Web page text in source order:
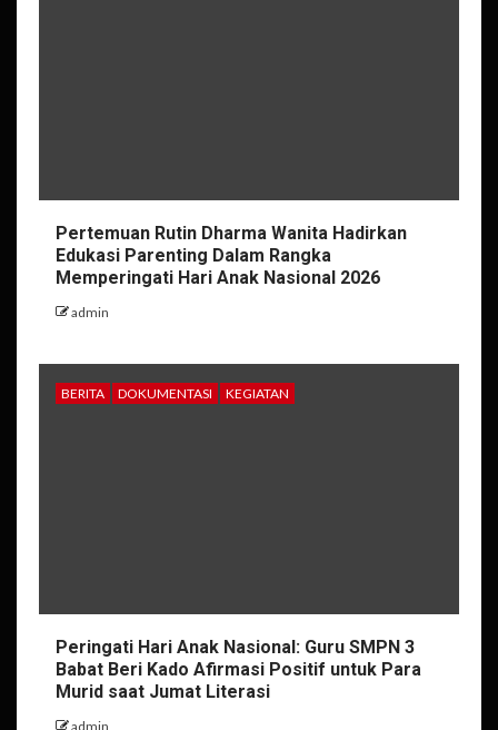
Pertemuan Rutin Dharma Wanita Hadirkan
Edukasi Parenting Dalam Rangka
Memperingati Hari Anak Nasional 2026
admin
BERITA DOKUMENTASI KEGIATAN
Peringati Hari Anak Nasional: Guru SMPN 3
Babat Beri Kado Afirmasi Positif untuk Para
Murid saat Jumat Literasi
admin